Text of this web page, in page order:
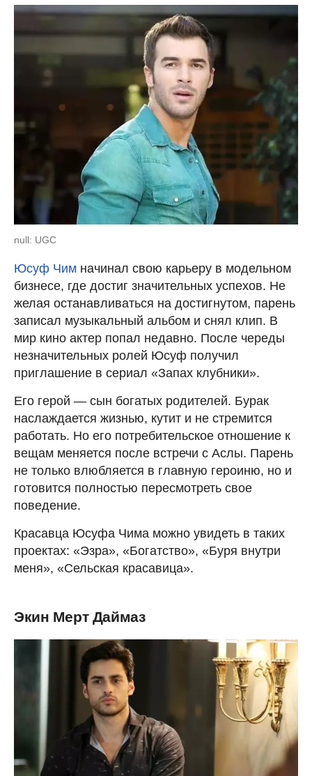
null: UGC
Юсуф Чим начинал свою карьеру в модельном
бизнесе, где достиг значительных успехов. Не
желая останавливаться на достигнутом, парень
записал музыкальный альбом и снял клип. В
мир кино актер попал недавно. После череды
незначительных ролей Юсуф получил
приглашение в сериал «Запах клубники».
Его герой — сын богатых родителей. Бурак
наслаждается жизнью, кутит и не стремится
работать. Но его потребительское отношение к
вещам меняется после встречи с Аслы. Парень
не только влюбляется в главную героиню, но и
готовится полностью пересмотреть свое
поведение.
Красавца Юсуфа Чима можно увидеть в таких
проектах: «Эзра», «Богатство», «Буря внутри
меня», «Сельская красавица».
Экин Мерт Даймаз